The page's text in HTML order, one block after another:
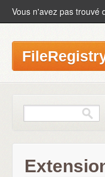
Vous n'avez pas trouvé